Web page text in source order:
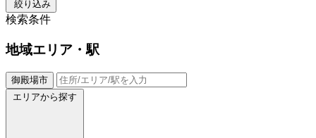
絞り込み
検索条件
地域エリア・駅
御殿場市
エリアから探す